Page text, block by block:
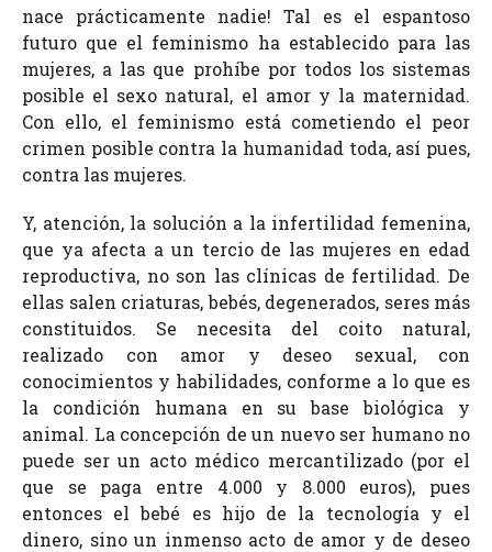
nace prácticamente nadie! Tal es el espantoso
futuro que el feminismo ha establecido para las
mujeres, a las que prohíbe por todos los sistemas
posible el sexo natural, el amor y la maternidad.
Con ello, el feminismo está cometiendo el peor
crimen posible contra la humanidad toda, así pues,
contra las mujeres.
Y, atención, la solución a la infertilidad femenina,
que ya afecta a un tercio de las mujeres en edad
reproductiva, no son las clínicas de fertilidad. De
ellas salen criaturas, bebés, degenerados, seres más
constituidos. Se necesita del coito natural,
realizado con amor y deseo sexual, con
conocimientos y habilidades, conforme a lo que es
la condición humana en su base biológica y
animal. La concepción de un nuevo ser humano no
puede ser un acto médico mercantilizado (por el
que se paga entre 4.000 y 8.000 euros), pues
entonces el bebé es hijo de la tecnología y el
dinero, sino un inmenso acto de amor y de deseo